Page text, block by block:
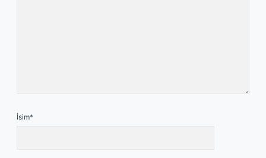
İsim*